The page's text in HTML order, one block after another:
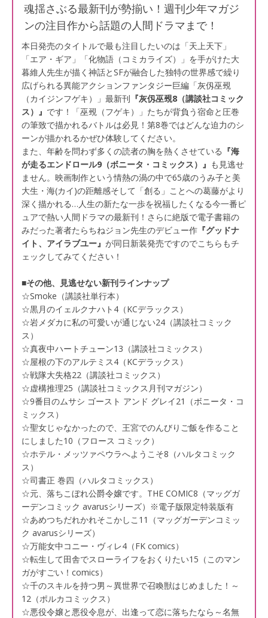
魂揺さぶる最新刊が勢揃い！週刊少年マガジ
ンの注目作から話題の人間ドラマまで！
本日発売のタイトルで最も注目したいのは「天上天下」
「エア・ギア」「化物語（コミカライズ）」を手がけた大
暮維人先生が描く神話とSFが融合した独特の世界感で繰り
広げられる異能アクションファンタジー巨編「灰仭巫覡
（カイジンフゲキ）」最新刊 『灰仭巫覡8（講談社コミック
ス）』 です！「巫覡（フゲキ）」たちが背負う宿命と圧巻
の筆致で描かれるバトルは必見！第8巻ではどんな迫力のシ
ーンが描かれるかぜひ体験してください。
また、年齢を問わず多くの読者の胸を熱くさせている 『海
が走るエンドロール9（ボニータ・コミックス）』 も見逃せ
ません。映画制作という情熱の渦の中で65歳のうみ子と美
大生・海(カイ)の距離感そして「創る」ことへの葛藤がより
深く描かれる…人生の新たな一歩を祝福したくなる今一番ピ
ュアで熱い人間ドラマの最新刊！さらに絶版で電子書籍の
みだった著者たらちねジョン先生のデビュー作 『グッドナ
イト、アイラブユー』 が同日新装発売ですのでこちらもチ
ェックしてみてください！
■その他、見逃せない新刊ラインナップ
☆Smoke（講談社単行本）
☆黒月のイェルクナハト4（KCデラックス）
☆岩メダカに私の可愛いが通じない24（講談社コミック
ス）
☆真夜中ハートチューン13（講談社コミックス）
☆屋根の下のアルテミス4（KCデラックス）
☆戦隊大失格22（講談社コミックス）
☆虚構推理25（講談社コミックス月刊マガジン）
☆9番目のムサシ ゴースト アンド グレイ21（ボニータ・コ
ミックス）
☆聖女じゃなかったので、王宮でのんびりご飯を作ること
にしました10（フロース コミック）
☆ホテル・メッツァペウラへようこそ8（ハルタコミック
ス）
☆司書正 巻四（ハルタコミックス）
☆元、落ちこぼれ公爵令嬢です。THE COMIC8（マッグガ
ーデンコミック avarusシリーズ）※電子版限定特装版有
☆あめつちだれかれそこかしこ11（マッグガーデンコミッ
ク avarusシリーズ）
☆万能女中コニー・ヴィレ4（FK comics）
☆転生して田舎でスローライフをおくりたい15（このマン
ガがすごい！comics）
☆千のスキルを持つ男～異世界で召喚獣はじめました！～
12（ポルカコミックス）
☆悪役令嬢と悪役令息が、出逢って恋に落ちたなら～名無